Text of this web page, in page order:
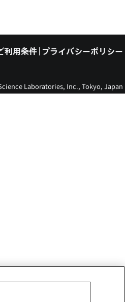
利用条件 プライバシーポリシー
Laboratories, Inc., Tokyo, Japan